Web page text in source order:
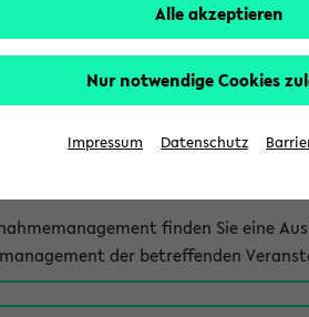
finden Sie eine
der betreffenden
Alle akzeptieren
Nur notwendige Cookies
Impressum Datenschutz